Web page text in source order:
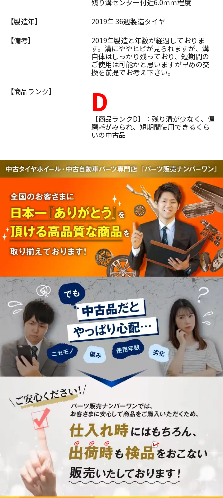
残り溝センター付近6.0ｍｍ程度
【製造年】
2019年 36週製造タイヤ
【備考】
2019年製造と年数が経過しておりま
す。溝にややヒビが見られますが、溝
自体はしっかり残っており、短期間の
ご使用は可能かと思いますが早めの交
換を前提でお考え下さい。
【商品ランク】
D
【商品ランクD】：残り溝が少なく、偏
磨耗がみられ、短期間使用できるくら
いの中古品